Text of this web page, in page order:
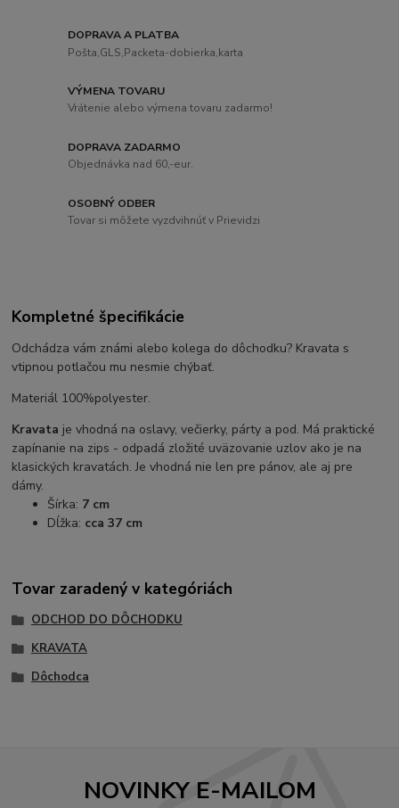
DOPRAVA A PLATBA
Pošta,GLS,Packeta-dobierka,karta
VÝMENA TOVARU
Vrátenie alebo výmena tovaru zadarmo!
DOPRAVA ZADARMO
Objednávka nad 60,-eur.
OSOBNÝ ODBER
Tovar si môžete vyzdvihnúť v Prievidzi
Kompletné špecifikácie
Odchádza vám známi alebo kolega do dôchodku? Kravata s
vtipnou potlačou mu nesmie chýbať.
Materiál 100%polyester.
Kravata je vhodná na oslavy, večierky, párty a pod. Má praktické
zapínanie na zips - odpadá zložité uväzovanie uzlov ako je na
klasických kravatách. Je vhodná nie len pre pánov, ale aj pre
dámy.
Šírka: 7 cm
Dĺžka: cca 37 cm
Tovar zaradený v kategóriách
ODCHOD DO DÔCHODKU
KRAVATA
Dôchodca
NOVINKY E-MAILOM